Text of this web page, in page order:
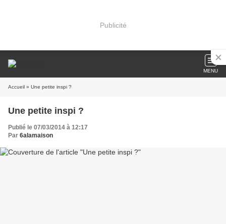
Publicité
MENU
Accueil » Une petite inspi ?
Une petite inspi ?
Publié le 07/03/2014 à 12:17
Par 6alamaison